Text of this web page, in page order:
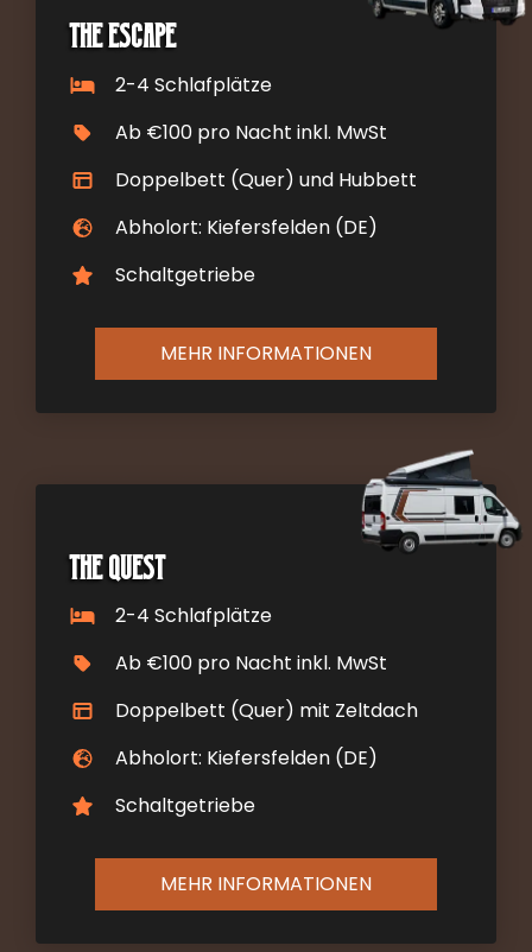
The Escape
2-4 Schlafplätze
Ab €100 pro Nacht inkl. MwSt
Doppelbett (Quer) und Hubbett
Abholort: Kiefersfelden (DE)
Schaltgetriebe
MEHR INFORMATIONEN
The Quest
2-4 Schlafplätze
Ab €100 pro Nacht inkl. MwSt
Doppelbett (Quer) mit Zeltdach
Abholort: Kiefersfelden (DE)
Schaltgetriebe
MEHR INFORMATIONEN